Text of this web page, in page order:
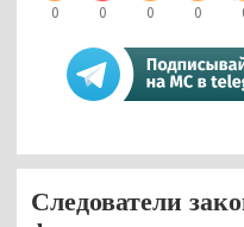
0 0 0 0
Следователи